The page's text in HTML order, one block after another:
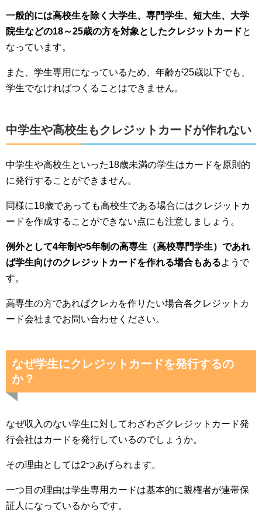
一般的には高校生を除く大学生、専門学生、短大生、大学
院生などの18～25歳の方を対象としたクレジットカードと
なっています。
また、学生専用になっているため、年齢が25歳以下でも、
学生でなければつくることはできません。
中学生や高校生もクレジットカードが作れない
中学生や高校生といった18歳未満の学生はカードを原則的
に発行することができません。
同様に18歳であっても高校生である場合にはクレジットカ
ードを作成することができない点にも注意しましょう。
例外として4年制や5年制の高専生（高校専門学生）であれ
ば学生向けのクレジットカードを作れる場合もあるようで
す。
高専生の方であればクレカを作りたい場合各クレジットカ
ード会社までお問い合わせください。
なぜ学生にクレジットカードを発行するの
か？
なぜ収入のない学生に対してわざわざクレジットカード発
行会社はカードを発行しているのでしょうか。
その理由としては2つあげられます。
一つ目の理由は学生専用カードは基本的に親権者が連帯保
証人になっているからです。